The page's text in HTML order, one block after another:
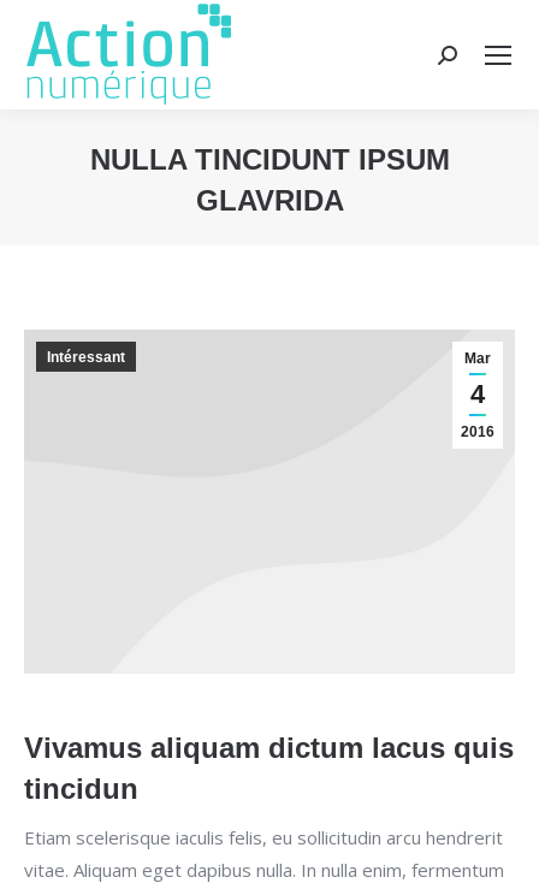
Recherche
NULLA TINCIDUNT IPSUM
GLAVRIDA
Mar
4
2016
Intéressant
Vivamus aliquam dictum lacus quis
tincidun
Etiam scelerisque iaculis felis, eu sollicitudin arcu hendrerit
vitae. Aliquam eget dapibus nulla. In nulla enim, fermentum